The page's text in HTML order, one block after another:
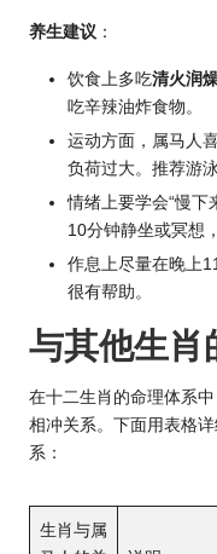
养生建议 ：
饮食上多吃清火润
吃辛辣油炸食物。
运动方面，属马人
负荷过大。推荐游
情绪上要学会“慢下
10分钟静坐或冥想
作息上尽量在晚上
很有帮助。
与其他生肖
在十二生肖的命理体系
相冲关系。下面用表格
系：
生肖与属